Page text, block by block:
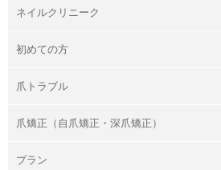
ネイルクリニーク
初めての方
爪トラブル
爪矯正（自爪矯正・深爪矯正）
プラン